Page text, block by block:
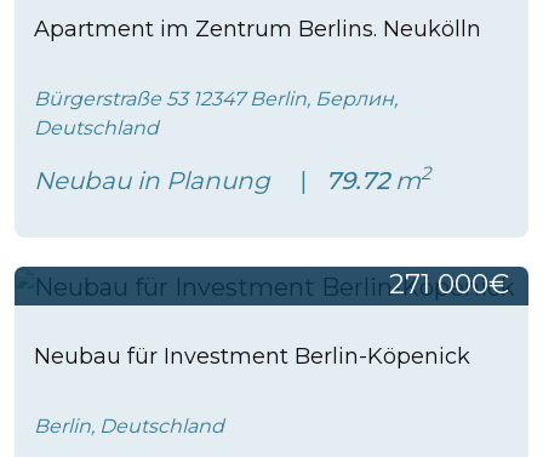
Apartment im Zentrum Berlins. Neukölln
Bürgerstraße 53 12347 Berlin, Берлин,
Deutschland
Neubau in Planung 79.72m2
271 000€
Neubau für Investment Berlin-Köpenick
Berlin, Deutschland